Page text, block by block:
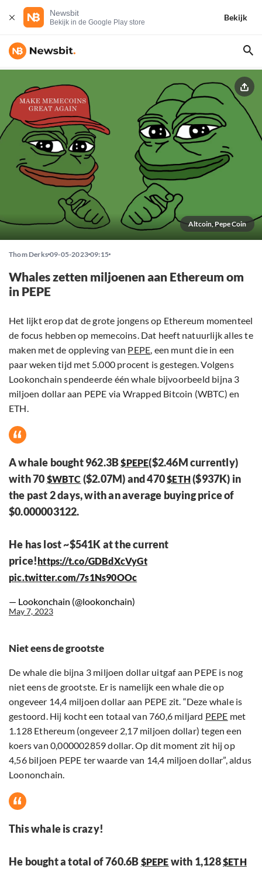
Newsbit
Bekijk in de Google Play store
Bekijk
Altcoin, Pepe Coin
Thom Derks 09-05-2023 09:15
Whales zetten miljoenen aan Ethereum om
in PEPE
Het lijkt erop dat de grote jongens op Ethereum momenteel
de focus hebben op memecoins. Dat heeft natuurlijk alles te
maken met de oppleving van PEPE, een munt die in een
paar weken tijd met 5.000 procent is gestegen. Volgens
Lookonchain spendeerde één whale bijvoorbeeld bijna 3
miljoen dollar aan PEPE via Wrapped Bitcoin (WBTC) en
ETH.
A whale bought 962.3B$PEPE($2.46M currently)
with 70 $WBTC ($2.07M) and 470$ETH($937K) in
the past 2 days, with an average buying price of
$0.000003122.
He has lost ~$541K at the current
price! https://t.co/GDBdXcVyGt
pic.twitter.com/7s1Ns90OOc
— Lookonchain (@lookonchain)
May 7, 2023
Niet eens de grootste
De whale die bijna 3 miljoen dollar uitgaf aan PEPE is nog
niet eens de grootste. Er is namelijk een whale die op
ongeveer 14,4 miljoen dollar aan PEPE zit. “Deze whale is
gestoord. Hij kocht een totaal van 760,6 miljard PEPE met
1.128 Ethereum (ongeveer 2,17 miljoen dollar) tegen een
koers van 0,000002859 dollar. Op dit moment zit hij op
4,56 biljoen PEPE ter waarde van 14,4 miljoen dollar”, aldus
Loononchain.
This whale is crazy!
He bought a total of 760.6B $PEPE with 1,128$ETH